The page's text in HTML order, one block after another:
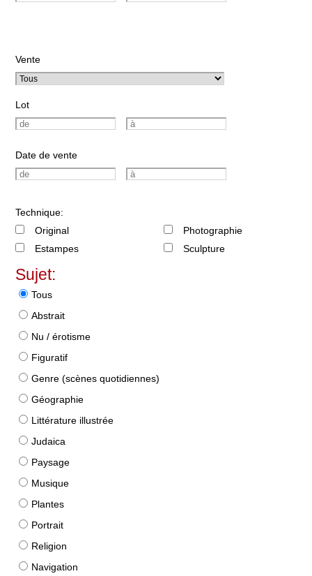
Vente
Lot
Date de vente
Technique:
Original
Estampes
Photographie
Sculpture
Sujet:
Tous
Abstrait
Nu / érotisme
Figuratif
Genre (scènes quotidiennes)
Géographie
Littérature illustrée
Judaica
Paysage
Musique
Plantes
Portrait
Religion
Navigation